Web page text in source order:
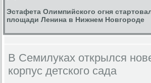
Эстафета Олимпийского огня
площади Ленина в Нижнем Новгороде
В Семилуках открылся
корпус детского сада